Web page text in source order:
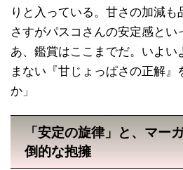
りと入っている。甘さの加減も
さすがパスコさんの安定感とい
あ、鑑賞はここまでだ。いよい
まない『甘じょっぱさの正解』
か」
「安定の旋律」と、マー
倒的な抱擁